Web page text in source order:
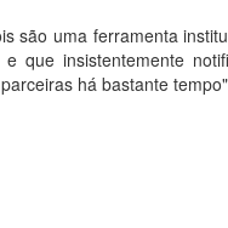
são uma ferramenta
insistentemente
há bastante